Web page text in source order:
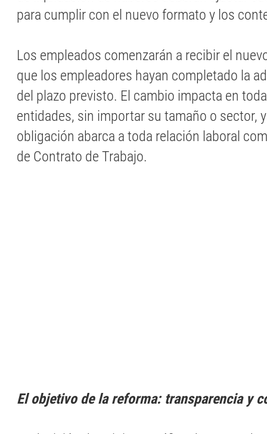
para cumplir con el nuevo formato y los
Los empleados comenzarán a recibir el
que los empleadores hayan completado la
del plazo previsto. El cambio impacta en
entidades, sin importar su tamaño o sector,
obligación abarca a toda relación laboral
de Contrato de Trabajo.
El objetivo de la reforma: transparencia y